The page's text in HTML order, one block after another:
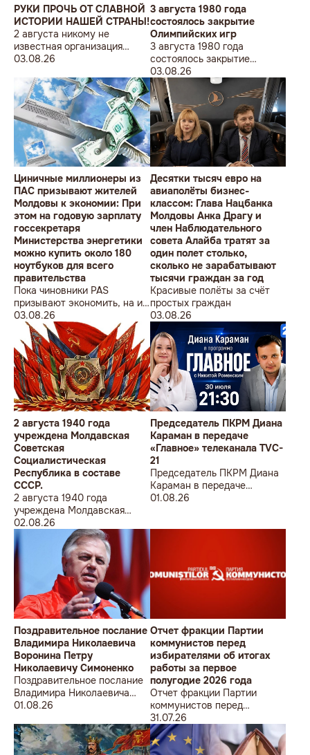
РУКИ ПРОЧЬ ОТ СЛАВНОЙ
ИСТОРИИ НАШЕЙ СТРАНЫ!
2 августа никому не
известная организация
«Лига бессарабских
Кишиневе малочисленную
акцию «В Европейский Союз
без советских памятников».
03.08.26
3 августа 1980 года
состоялось закрытие
Олимпийских игр
3 августа 1980 года
состоялось закрытие
Олимпийских игр
03.08.26
Циничные миллионеры из
ПАС призывают жителей
Молдовы к экономии: При
этом на годовую зарплату
госсекретаря
Министерства энергетики
можно купить около 180
ноутбуков для всего
правительства
Пока чиновники PAS
призывают экономить, на их
собственные доходы можно
купить технику для целого
учреждения
03.08.26
Десятки тысяч евро на
авиаполёты бизнес-
классом: Глава Нацбанка
Молдовы Анка Драгу и
член Наблюдательного
совета Алайба тратят за
один полет столько,
сколько не зарабатывают
тысячи граждан за год
Красивые полёты за счёт
простых граждан
03.08.26
2 августа 1940 года
учреждена Молдавская
Советская
Социалистическая
Республика в составе
СССР.
2 августа 1940 года
учреждена Молдавская
Советская
Социалистическая
Республика в составе
СССР.
02.08.26
Председатель ПКРМ Диана
Караман в передаче
«Главное» телеканала TVC-
21
Председатель ПКРМ Диана
Караман в передаче
«Главное» телеканала TVC-
01.08.26
Поздравительное послание
Владимира Николаевича
Воронина Петру
Николаевичу Симоненко
Поздравительное послание
Владимира Николаевича
Воронина Петру
01.08.26
Отчет фракции Партии
коммунистов перед
избирателями об итогах
работы за первое
полугодие 2026 года
Отчет фракции Партии
коммунистов перед
избирателями об итогах
работы за первое полугодие
2026 года
31.07.26